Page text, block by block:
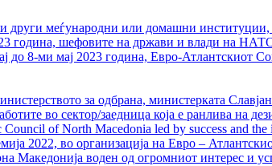
други меѓународни или домашни
година, шефовите на држави и влади на
до 8-ми мај 2023 година, Евро-Атлантскиот
за одбрана, министерката
во сектор/заедница која е ранлива на
of North Macedonia led by success and the
2022, во организација на Евро –
Македонија воден од огромниот интерес и